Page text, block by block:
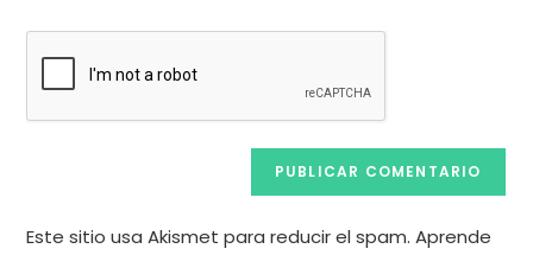
Este sitio usa Akismet para reducir el spam.Aprende